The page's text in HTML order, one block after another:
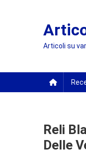
Articoli su
Reli
Delle